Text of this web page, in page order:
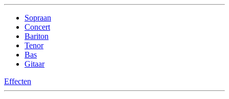
Sopraan
Concert
Bariton
Tenor
Bas
Gitaar
Effecten